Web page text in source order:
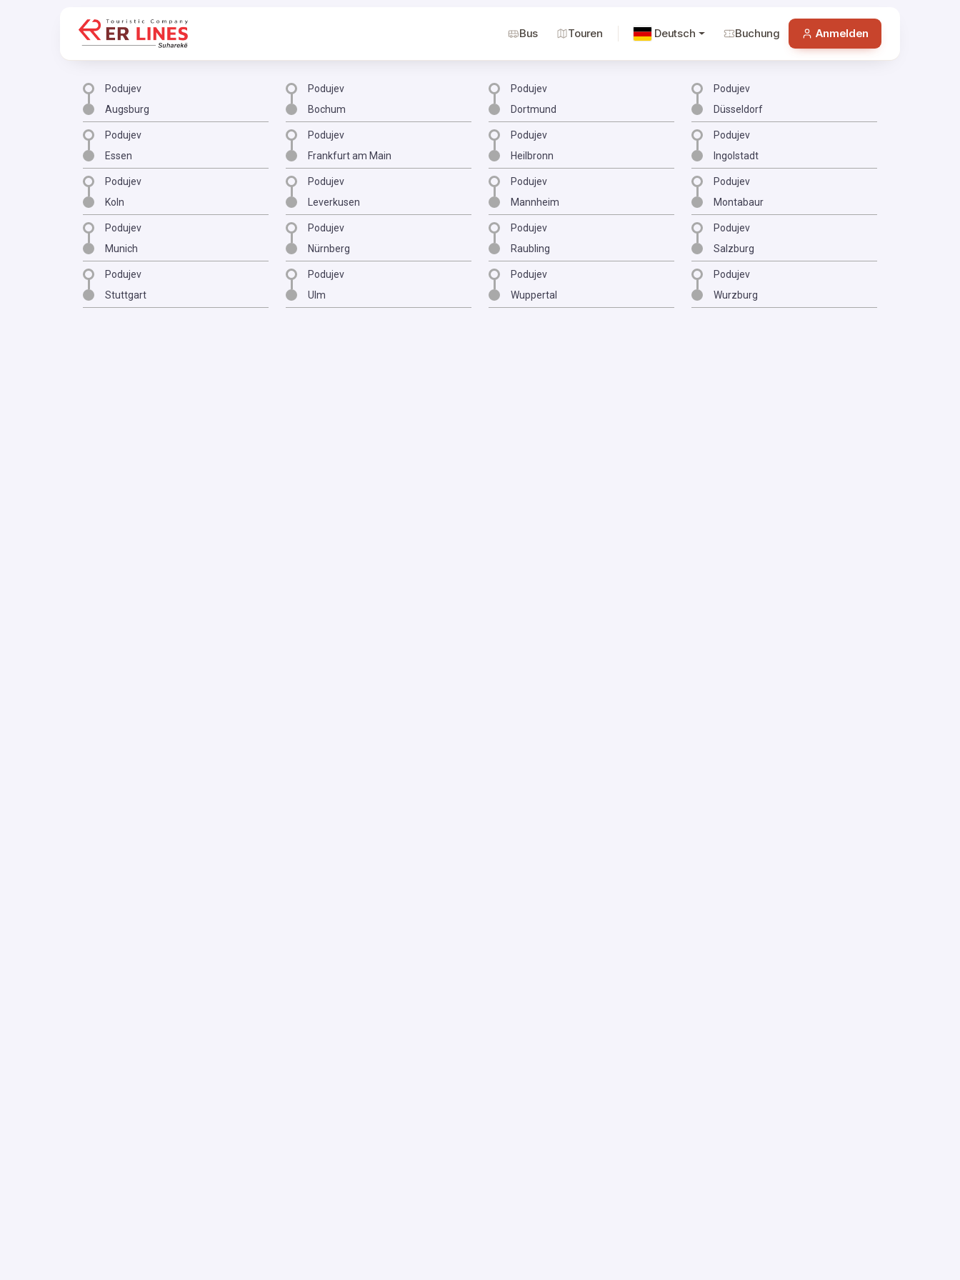
Bus Touren Deutsch Buchung Anmelden
Podujev
Augsburg
Podujev
Bochum
Podujev
Dortmund
Podujev
Düsseldorf
Podujev
Essen
Podujev
Frankfurt am Main
Podujev
Heilbronn
Podujev
Ingolstadt
Podujev
Koln
Podujev
Leverkusen
Podujev
Mannheim
Podujev
Montabaur
Podujev
Munich
Podujev
Nürnberg
Podujev
Raubling
Podujev
Salzburg
Podujev
Stuttgart
Podujev
Ulm
Podujev
Wuppertal
Podujev
Wurzburg